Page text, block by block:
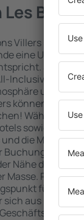
Bons
Villers sind
eine
Sie
Inclusive-
und
können Sie
Wählen Sie
sowie die
die
Hotels
Nähe der
Masse. Perfekt
für
sich aus und